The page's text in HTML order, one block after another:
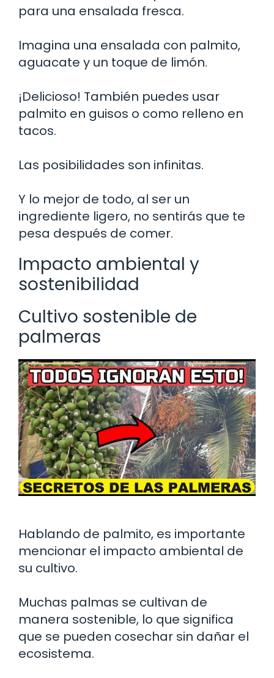
para una ensalada fresca.
Imagina una ensalada con palmito,
aguacate y un toque de limón.
¡Delicioso! También puedes usar
palmito en guisos o como relleno en
tacos.
Las posibilidades son infinitas.
Y lo mejor de todo, al ser un
ingrediente ligero, no sentirás que te
pesa después de comer.
Impacto ambiental y
sostenibilidad
Cultivo sostenible de
palmeras
Hablando de palmito, es importante
mencionar el impacto ambiental de
su cultivo.
Muchas palmas se cultivan de
manera sostenible, lo que significa
que se pueden cosechar sin dañar el
ecosistema.